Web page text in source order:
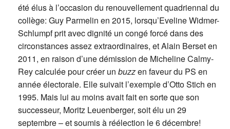
été élus à l’occasion du renouvellement quadriennal du
collège: Guy Parmelin en 2015, lorsqu’Eveline Widmer-
Schlumpf prit avec dignité un congé forcé dans des
circonstances assez extraordinaires, et Alain Berset en
2011, en raison d’une démission de Micheline Calmy-
Rey calculée pour créer un buzzen faveur du PS en
année électorale. Elle suivait l’exemple d’Otto Stich en
1995. Mais lui au moins avait fait en sorte que son
successeur, Moritz Leuenberger, soit élu un 29
septembre – et soumis à réélection le 6 décembre!